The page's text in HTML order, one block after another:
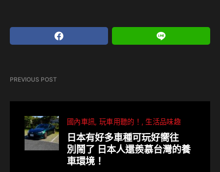
PREVIOUS POST
國內車訊 玩車用聽的！ 生活品味趣
日本有好多車種可玩好嚮往
別鬧了 日本人還羨慕台灣的養
車環境！